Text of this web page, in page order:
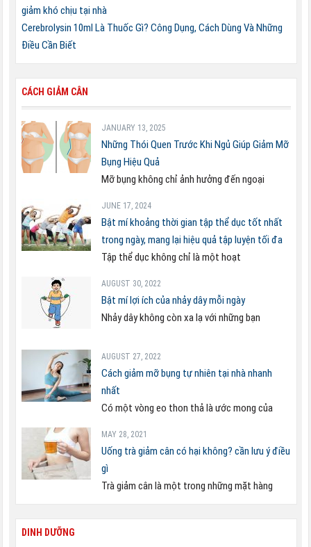
giảm khó chịu tại nhà
Cerebrolysin 10ml Là Thuốc Gì? Công Dụng, Cách Dùng Và Những
Điều Cần Biết
CÁCH GIẢM CÂN
JANUARY 13, 2025
Những Thói Quen Trước Khi Ngủ Giúp Giảm Mỡ
Bụng Hiệu Quả
Mỡ bụng không chỉ ảnh hưởng đến ngoại
JUNE 17, 2024
Bật mí khoảng thời gian tập thể dục tốt nhất
trong ngày, mang lại hiệu quả tập luyện tối đa
Tập thể dục không chỉ là một hoạt
AUGUST 30, 2022
Bật mí lợi ích của nhảy dây mỗi ngày
Nhảy dây không còn xa lạ với những bạn
AUGUST 27, 2022
Cách giảm mỡ bụng tự nhiên tại nhà nhanh
nhất
Có một vòng eo thon thả là ước mong của
MAY 28, 2021
Uống trà giảm cân có hại không? cần lưu ý điều
gì
Trà giảm cân là một trong những mặt hàng
DINH DƯỠNG